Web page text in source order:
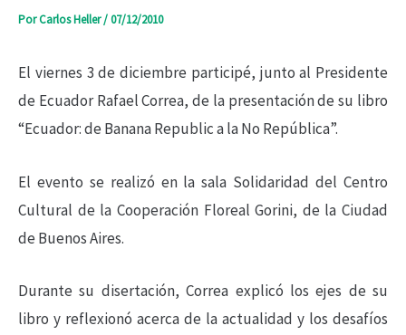
PorCarlos Heller/07/12/2010
El viernes 3 de diciembre participé, junto al Presidente
de Ecuador Rafael Correa, de la presentación de su libro
“Ecuador: de Banana Republic a la No República”.
El evento se realizó en la sala Solidaridad del Centro
Cultural de la Cooperación Floreal Gorini, de la Ciudad
de Buenos Aires.
Durante su disertación, Correa explicó los ejes de su
libro y reflexionó acerca de la actualidad y los desafíos